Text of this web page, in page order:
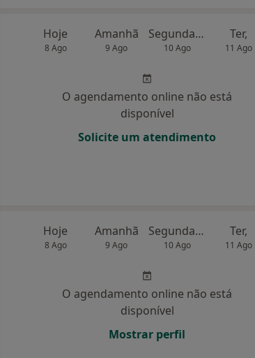
Hoje
8 Ago
Amanhã
9 Ago
Segunda-feira
10 Ago
Ter,
11 Ago
O agendamento online não está
disponível
Solicite um atendimento
Hoje
8 Ago
Amanhã
9 Ago
Segunda-feira
10 Ago
Ter,
11 Ago
O agendamento online não está
disponível
Mostrar perfil